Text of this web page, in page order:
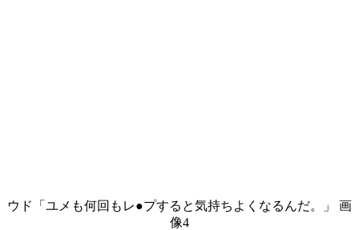
ウド「ユメも何回もレ●プすると気持ちよくなるんだ。」 画
像4